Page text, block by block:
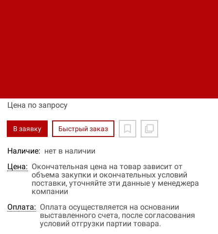
Цена по запросу
В заявку Быстрый заказ
Наличие: нет в наличии
Цена: Окончательная цена на товар зависит от
объема закупки и окончательных условий
поставки, уточняйте эти данные у менеджера
компании
Оплата: Оплата осуществляется на основании
выставленного счета, после согласования
условий отгрузки партии товара.